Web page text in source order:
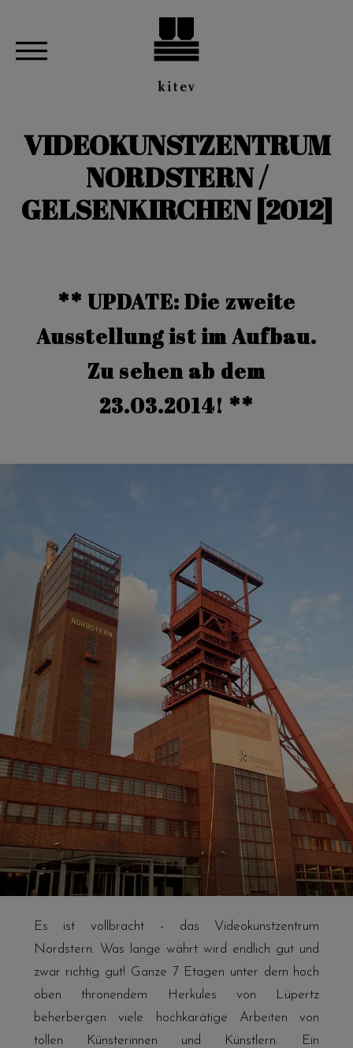
VIDEOKUNSTZENTRUM
NORDSTERN /
GELSENKIRCHEN [2012]
** UPDATE: Die zweite
Ausstellung ist im Aufbau.
Zu sehen ab dem
23.03.2014! **
Es ist vollbracht - das Videokunstzentrum
Nordstern. Was lange währt wird endlich gut und
zwar richtig gut! Ganze 7 Etagen unter dem hoch
oben thronendem Herkules von Lüpertz
beherbergen viele hochkarätige Arbeiten von
tollen Künsterinnen und Künstlern. Ein